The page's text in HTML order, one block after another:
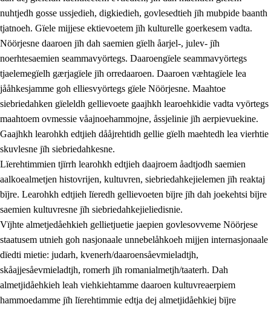
nuhtjedh gosse ussjedieh, digkiedieh, govlesedtieh jïh mubpide baanth
tjatnoeh. Gïele mijjese ektievoetem jïh kulturelle goerkesem vadta.
Nöörjesne daaroen jïh dah saemien gïelh åarjel-, julev- jïh
noerhtesaemien seammavyörtegs. Daaroengïele seammavyörtegs
tjaelemegïelh gærjagïele jïh orredaaroen. Daaroen væhtagïele lea
jååhkesjamme goh elliesvyörtegs gïele Nöörjesne. Maahtoe
siebriedahken gïeleldh gellievoete gaajhkh learoehkidie vadta vyörtegs
maahtoem ovmessie våajnoehammojne, åssjelinie jïh aerpievuekine.
Gaajhkh learohkh edtjieh dååjrehtidh gellie gïelh maehtedh lea vierhtie
skuvlesne jïh siebriedahkesne.
Lïerehtimmien tjïrrh learohkh edtjieh daajroem åadtjodh saemien
aalkoealmetjen histovrijen, kultuvren, siebriedahkejielemen jïh reaktaj
bïjre. Learohkh edtjieh lïeredh gellievoeten bïjre jïh dah joekehtsi bïjre
saemien kultuvresne jïh siebriedahkejieliedisnie.
Vïjhte almetjedåehkieh gellietjuetie jaepien govlesovveme Nöörjese
staatusem utnieh goh nasjonaale unnebelåhkoeh mijjen internasjonaale
dïedti mietie: judarh, kvenerh/daaroensåevmieladtjh,
skåajjesåevmieladtjh, romerh jïh romanialmetjh/taaterh. Dah
almetjidåehkieh leah viehkiehtamme daaroen kultuvreaerpiem
hammoedamme jïh lïerehtimmie edtja dej almetjidåehkiej bïjre